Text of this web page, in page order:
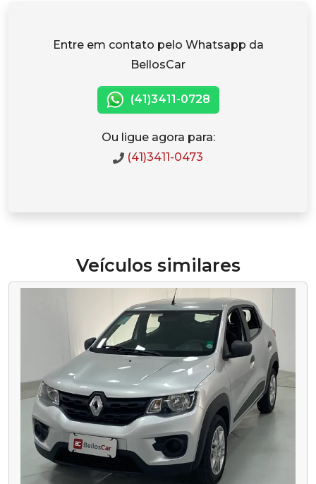
Entre em contato pelo Whatsapp da
BellosCar
(41)3411-0728
Ou ligue agora para:
(41)3411-0473
Veículos similares